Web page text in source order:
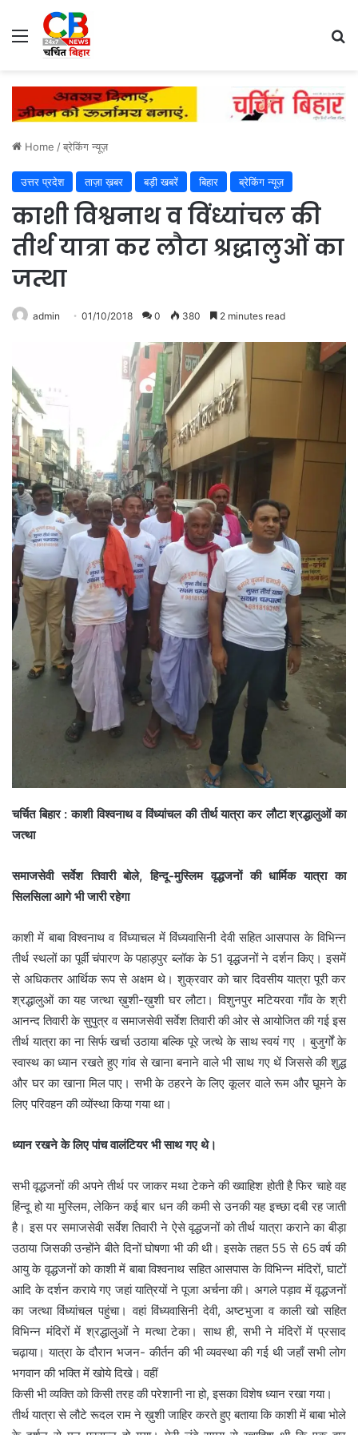
Menu
Home /ब्रेकिंग न्यूज़
उत्तर प्रदेश ताज़ा ख़बर बड़ी खबरें बिहार ब्रेकिंग न्यूज़
काशी विश्वनाथ व विंध्यांचल की
तीर्थ यात्रा कर लौटा श्रद्धालुओं का
जत्था
admin 01/10/2018 0 380 2 minutes read
चर्चित बिहार : काशी विश्वनाथ व विंध्यांचल की तीर्थ यात्रा कर लौटा श्रद्धालुओं का
जत्था
समाजसेवी सर्वेश तिवारी बोले, हिन्दू-मुस्लिम वृद्धजनों की धार्मिक यात्रा का
सिलसिला आगे भी जारी रहेगा
काशी में बाबा विश्वनाथ व विंध्याचल में विंध्यवासिनी देवी सहित आसपास के विभिन्न
तीर्थ स्थलों का पूर्वी चंपारण के पहाड़पुर ब्लॉक के 51 वृद्धजनों ने दर्शन किए। इसमें
से अधिकतर आर्थिक रूप से अक्षम थे। शुक्रवार को चार दिवसीय यात्रा पूरी कर
श्रद्धालुओं का यह जत्था ख़ुशी-ख़ुशी घर लौटा। विशुनपुर मटियरवा गाँव के श्री
आनन्द तिवारी के सुपुत्र व समाजसेवी सर्वेश तिवारी की ओर से आयोजित की गई इस
तीर्थ यात्रा का ना सिर्फ खर्चा उठाया बल्कि पूरे जत्थे के साथ स्वयं गए । बुजुर्गों के
स्वास्थ का ध्यान रखते हुए गांव से खाना बनाने वाले भी साथ गए थें जिससे की शुद्ध
और घर का खाना मिल पाए। सभी के ठहरने के लिए कूलर वाले रूम और घूमने के
लिए परिवहन की व्योंस्था किया गया था।
ध्यान रखने के लिए पांच वालंटियर भी साथ गए थे।
सभी वृद्धजनों की अपने तीर्थ पर जाकर मथा टेकने की ख्वाहिश होती है फिर चाहे वह
हिंन्दू हो या मुस्लिम, लेकिन कई बार धन की कमी से उनकी यह इच्छा दबी रह जाती
है। इस पर समाजसेवी सर्वेश तिवारी ने ऐसे वृद्धजनों को तीर्थ यात्रा कराने का बीड़ा
उठाया जिसकी उन्होंने बीते दिनों घोषणा भी की थी। इसके तहत 55 से 65 वर्ष की
आयु के वृद्धजनों को काशी में बाबा विश्वनाथ सहित आसपास के विभिन्न मंदिरों, घाटों
आदि के दर्शन कराये गए जहां यात्रियों ने पूजा अर्चना की। अगले पड़ाव में वृद्धजनों
का जत्था विंध्यांचल पहुंचा। वहां विंध्यवासिनी देवी, अष्टभुजा व काली खो सहित
विभिन्न मंदिरों में श्रद्धालुओं ने मत्था टेका। साथ ही, सभी ने मंदिरों में प्रसाद
चढ़ाया। यात्रा के दौरान भजन- कीर्तन की भी व्यवस्था की गई थी जहाँ सभी लोग
भगवान की भक्ति में खोये दिखे। वहीं
किसी भी व्यक्ति को किसी तरह की परेशानी ना हो, इसका विशेष ध्यान रखा गया।
तीर्थ यात्रा से लौटे रूदल राम ने ख़ुशी जाहिर करते हुए बताया कि काशी में बाबा भोले